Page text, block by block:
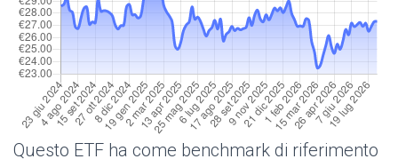
Questo ETF ha come benchmark di riferimento